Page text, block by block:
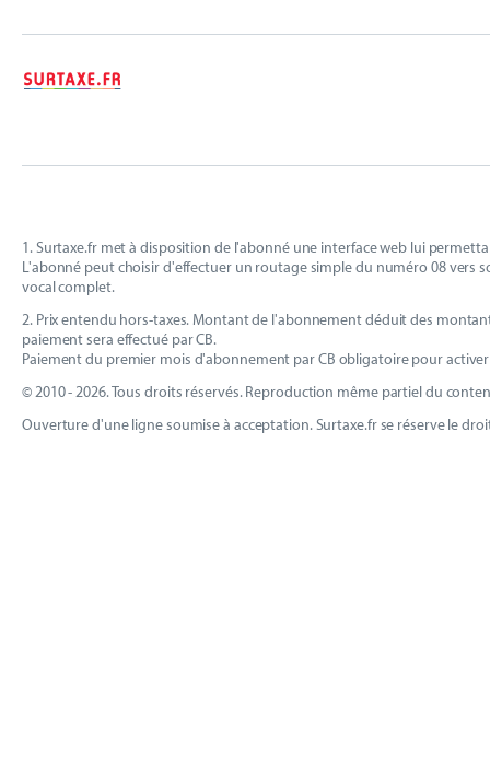
1. Surtaxe.fr met à disposition de l'abonné une interface web lui
L'abonné peut choisir d'effectuer un routage simple du numéro 08
vocal complet.
2. Prix entendu hors-taxes. Montant de l'abonnement déduit des
paiement sera effectué par CB.
Paiement du premier mois d'abonnement par CB obligatoire pour
© 2010 - 2026. Tous droits réservés. Reproduction même partiel du
Ouverture d'une ligne soumise à acceptation. Surtaxe.fr se réserve le